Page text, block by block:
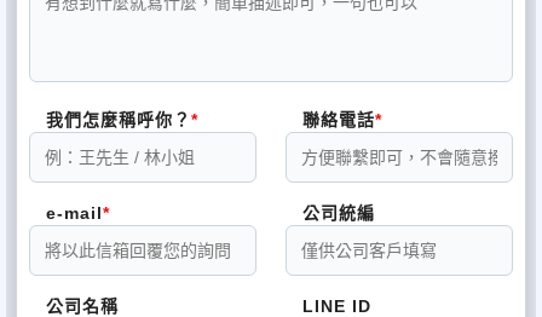
我們怎麼稱呼你？ 聯絡電話
e-mail 公司統編
公司名稱 LINE ID